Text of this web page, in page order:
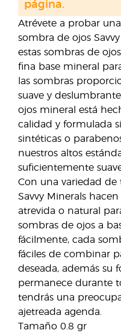
Atrévete a probar
sombra de ojos
estas sombras de
fina base mineral
las sombras
suave y
ojos mineral está
calidad y formulada
sintéticas o
nuestros altos
suficientemente
Con una variedad de
Savvy Minerals
atrevida o natural
sombras de ojos a
fácilmente, cada
fáciles de combinar
deseada, además su
permanece durante
tendrás una
ajetreada agenda.
Tamaño 0.8 gr
página.